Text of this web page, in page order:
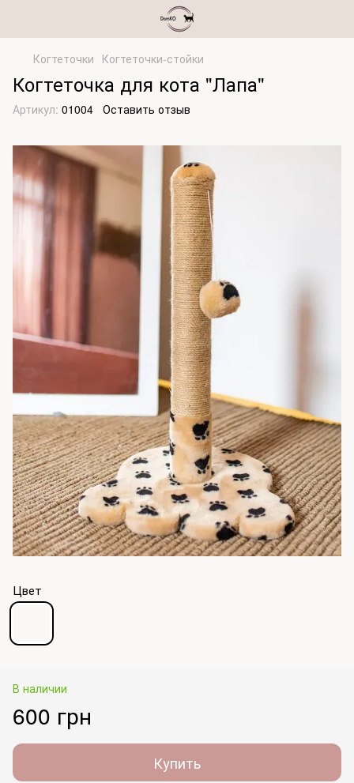
Когтеточки Когтеточки-стойки
Когтеточка для кота "Лапа"
Артикул: 01004 Оставить отзыв
Цвет
В наличии
600 грн
Купить